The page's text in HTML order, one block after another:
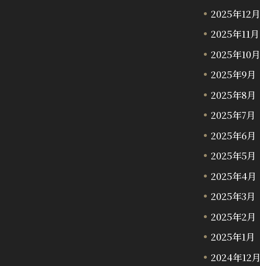
2025年12月
2025年11月
2025年10月
2025年9月
2025年8月
2025年7月
2025年6月
2025年5月
2025年4月
2025年3月
2025年2月
2025年1月
2024年12月